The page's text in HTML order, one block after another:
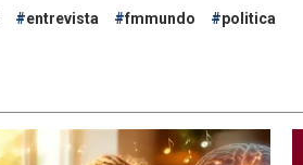
entrevista fmmundo politica